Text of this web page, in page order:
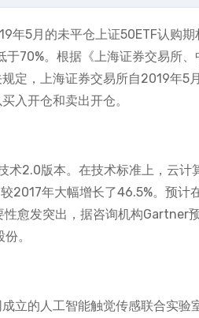
年5月的未平仓上证50ETF认购
70%。根据《上海证券交易所
定，上海证券交易所自2019年5
入开仓和卖出开仓。
术2.0版本。在技术标准上，云
2017年大幅增长了46.5%。预计
愈发突出，据咨询机构Gartner
。
立的人工智能触觉传感联合实